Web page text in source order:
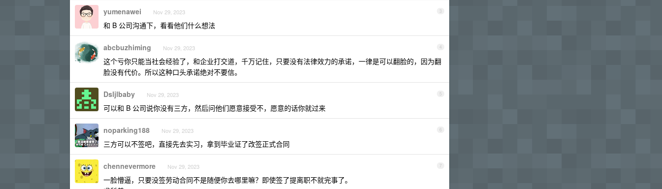
3
yumenawei Nov 29, 2023
和 B 公司沟通下，看看他们什么想法
4
abcbuzhiming Nov 29, 2023
这个亏你只能当社会经验了，和企业打交道，千万记住，只要没有法律效力的承诺，一律是可以翻脸的，因为翻
脸没有代价。所以这种口头承诺绝对不要信。
5
Dsljlbaby Nov 29, 2023
可以和 B 公司说你没有三方，然后问他们愿意接受不，愿意的话你就过来
6
noparking188 Nov 29, 2023
三方可以不签吧，直接先去实习，拿到毕业证了改签正式合同
7
chennevermore Nov 29, 2023
一脸懵逼，只要没签劳动合同不是随便你去哪里嘛？即使签了提离职不就完事了。